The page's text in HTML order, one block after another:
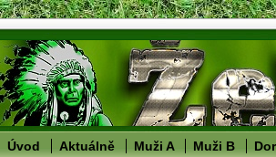
Úvod Aktuálně Muži A Muži B